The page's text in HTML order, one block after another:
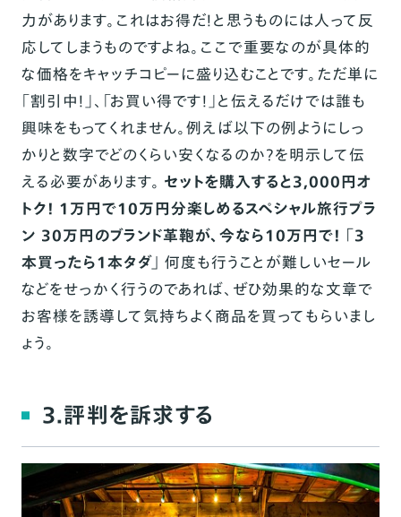
力があります。これはお得だ！と思うものには人って反
応してしまうものですよね。ここで重要なのが具体的
な価格をキャッチコピーに盛り込むことです。ただ単に
「割引中！」、「お買い得です！」と伝えるだけでは誰も
興味をもってくれません。例えば以下の例ようにしっ
かりと数字でどのくらい安くなるのか？を明示して伝
える必要があります。 セットを購入すると3,000円オ
トク！ 1万円で10万円分楽しめるスペシャル旅行プラ
ン 30万円のブランド革鞄が、今なら10万円で！ 「3
本買ったら1本タダ」 何度も行うことが難しいセール
などをせっかく行うのであれば、ぜひ効果的な文章で
お客様を誘導して気持ちよく商品を買ってもらいまし
ょう。
3.評判を訴求する